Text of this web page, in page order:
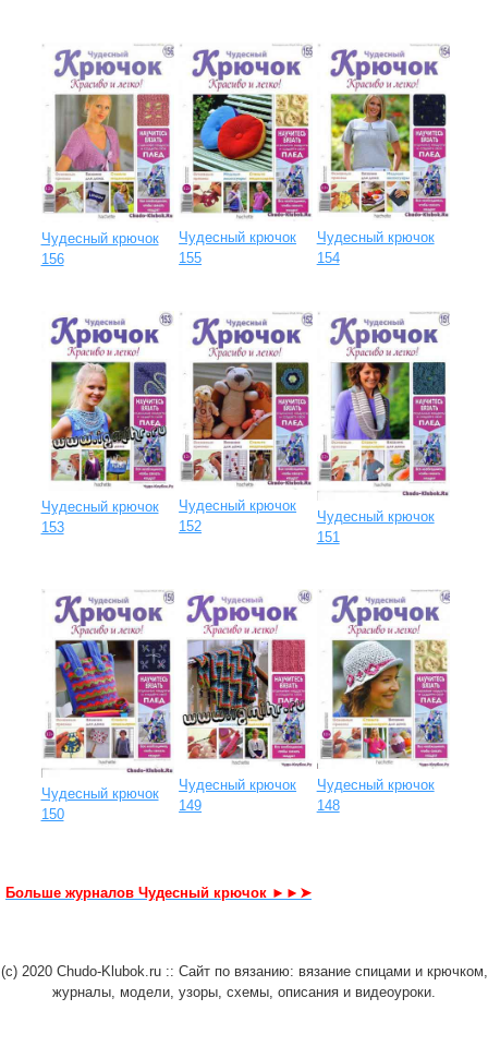
Чудесный крючок
156
Чудесный крючок
155
Чудесный крючок
154
Чудесный крючок
153
Чудесный крючок
152
Чудесный крючок
151
Чудесный крючок
150
Чудесный крючок
149
Чудесный крючок
148
Больше журналов Чудесный крючок ►►➤
(c) 2020 Chudo-Klubok.ru :: Сайт по вязанию: вязание спицами и крючком,
журналы, модели, узоры, схемы, описания и видеоуроки.